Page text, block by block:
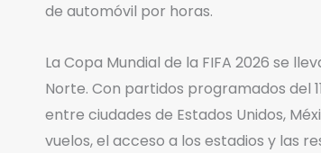
de automóvil por horas.
La Copa Mundial de la FIFA 2026 se
Norte. Con partidos programados del
entre ciudades de Estados Unidos,
vuelos, el acceso a los estadios y las